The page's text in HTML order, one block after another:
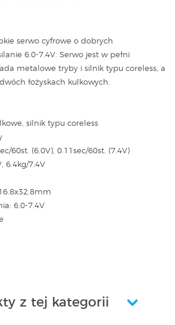
serwo cyfrowe o dobrych
6.0-7.4V. Serwo jest w pełni
metalowe tryby i silnik typu coreless, a
łożyskach kulkowych.
silnik typu coreless
60st. (6.0V), 0.11sec/60st. (7.4V)
6.4kg/7.4V
6.0-7.4V
z tej kategorii